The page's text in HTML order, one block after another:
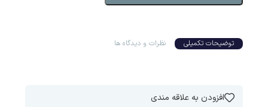
توضیحات تکمیلی نظرات و دیدگاه ها
افزودن به علاقه مندی